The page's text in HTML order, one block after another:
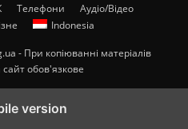
Телефони
Аудіо/Відео
Indonesia
- При копіюванні матеріалів
обов'язкове
version